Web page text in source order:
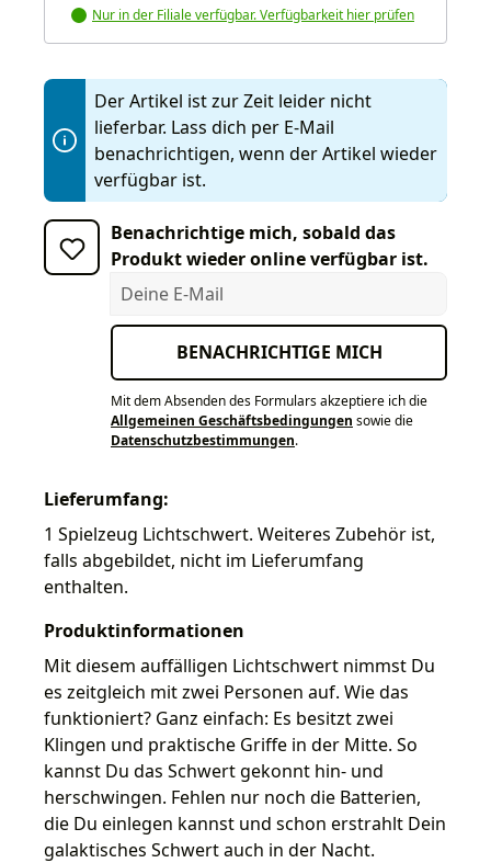
Nur in der Filiale verfügbar. Verfügbarkeit hier prüfen
Der Artikel ist zur Zeit leider nicht
lieferbar. Lass dich per E-Mail
benachrichtigen, wenn der Artikel wieder
verfügbar ist.
Benachrichtige mich, sobald das
Produkt wieder online verfügbar ist.
Deine E-Mail
BENACHRICHTIGE MICH
Mit dem Absenden des Formulars akzeptiere ich die
Allgemeinen Geschäftsbedingungen sowie die
Datenschutzbestimmungen.
Lieferumfang:
1 Spielzeug Lichtschwert. Weiteres Zubehör ist,
falls abgebildet, nicht im Lieferumfang
enthalten.
Produktinformationen
Mit diesem auffälligen Lichtschwert nimmst Du
es zeitgleich mit zwei Personen auf. Wie das
funktioniert? Ganz einfach: Es besitzt zwei
Klingen und praktische Griffe in der Mitte. So
kannst Du das Schwert gekonnt hin- und
herschwingen. Fehlen nur noch die Batterien,
die Du einlegen kannst und schon erstrahlt Dein
galaktisches Schwert auch in der Nacht.